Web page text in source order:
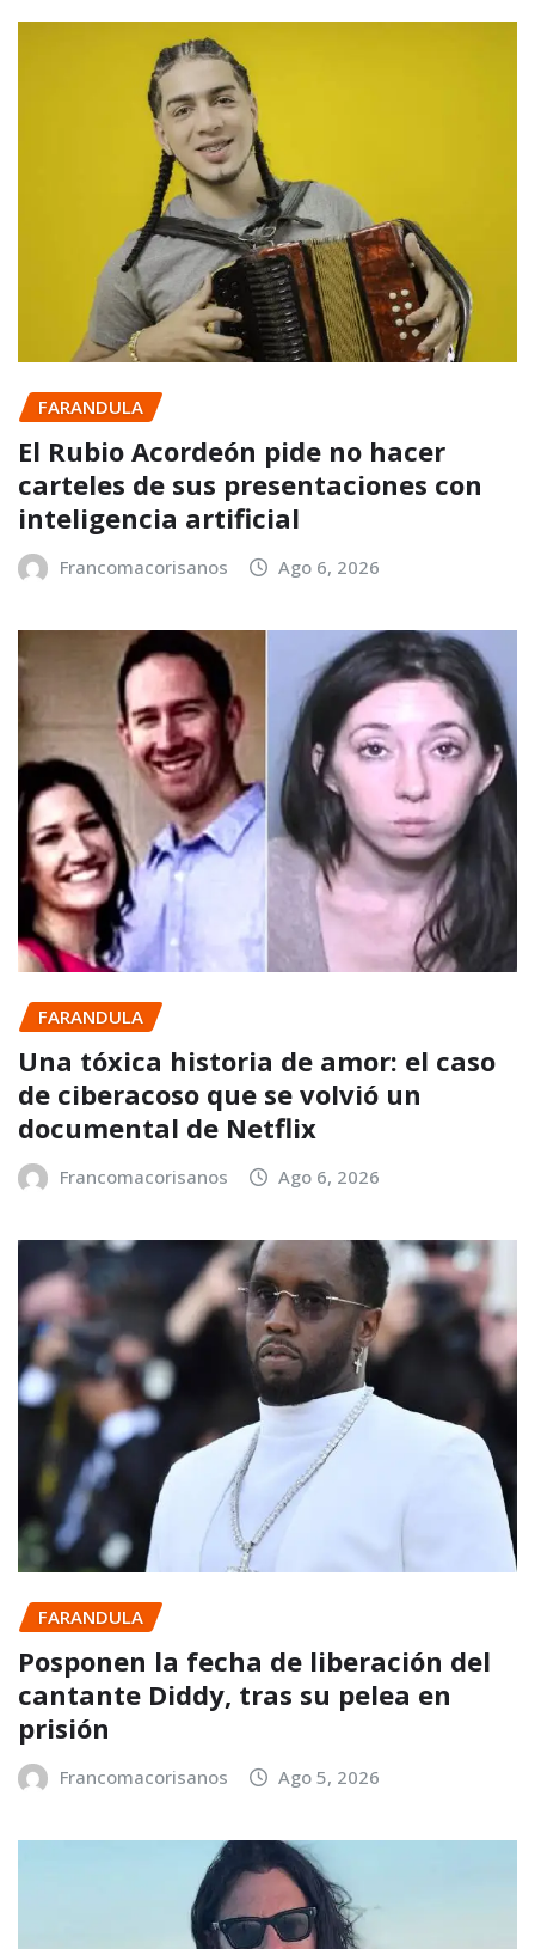
FARANDULA
El Rubio Acordeón pide no hacer
carteles de sus presentaciones con
inteligencia artificial
Francomacorisanos Ago 6, 2026
FARANDULA
Una tóxica historia de amor: el caso
de ciberacoso que se volvió un
documental de Netflix
Francomacorisanos Ago 6, 2026
FARANDULA
Posponen la fecha de liberación del
cantante Diddy, tras su pelea en
prisión
Francomacorisanos Ago 5, 2026